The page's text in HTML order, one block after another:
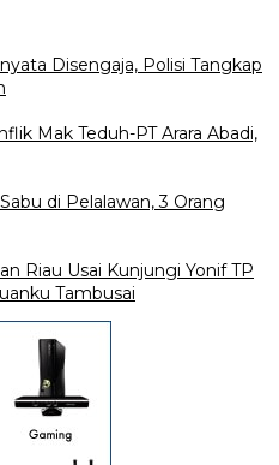
Disengaja, Polisi Tangkap
Mak Teduh-PT Arara Abadi,
di Pelalawan, 3 Orang
Riau Usai Kunjungi Yonif TP
Tambusai